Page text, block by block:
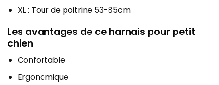
XL : Tour de poitrine 53-85cm
Les avantages de ce harnais pour petit
chien
Confortable
Ergonomique